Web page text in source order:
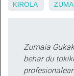
KIROLA
Zumaia
behar du